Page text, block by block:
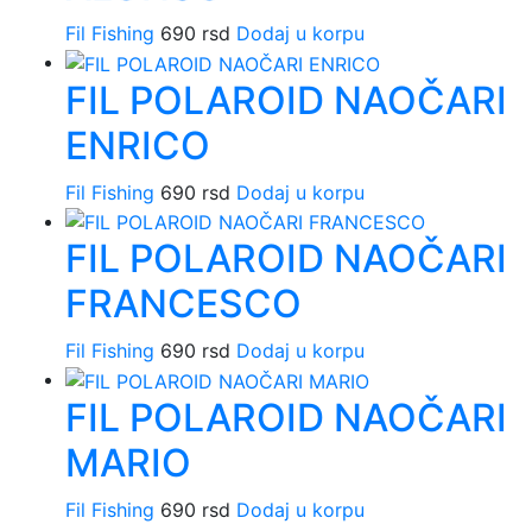
Fil Fishing 690 rsd Dodaj u korpu
FIL POLAROID NAOČARI
ENRICO
Fil Fishing 690 rsd Dodaj u korpu
FIL POLAROID NAOČARI
FRANCESCO
Fil Fishing 690 rsd Dodaj u korpu
FIL POLAROID NAOČARI
MARIO
Fil Fishing 690 rsd Dodaj u korpu